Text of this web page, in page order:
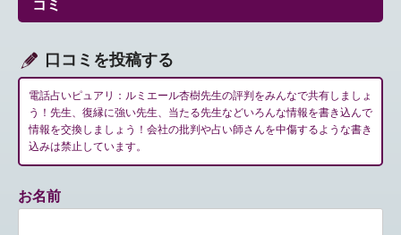
コミ
口コミを投稿する
電話占いピュアリ：ルミエール杏樹先生の評判をみんなで共有しましょ
う！先生、復縁に強い先生、当たる先生などいろんな情報を書き込んで
情報を交換しましょう！会社の批判や占い師さんを中傷するような書き
込みは禁止しています。
お名前